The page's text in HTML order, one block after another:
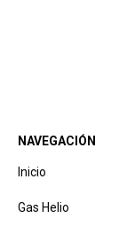
NAVEGACIÓN
Inicio
Gas Helio